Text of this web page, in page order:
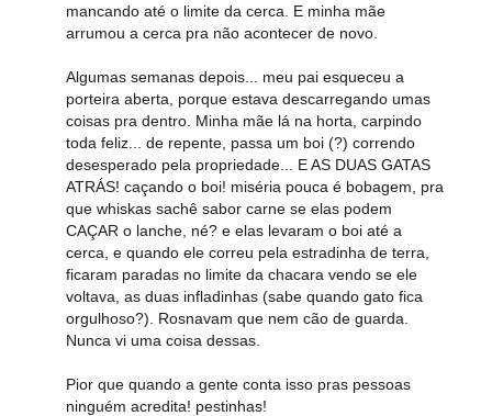
mancando até o limite da cerca. E minha mãe
arrumou a cerca pra não acontecer de novo.
Algumas semanas depois... meu pai esqueceu a
porteira aberta, porque estava descarregando umas
coisas pra dentro. Minha mãe lá na horta, carpindo
toda feliz... de repente, passa um boi (?) correndo
desesperado pela propriedade... E AS DUAS GATAS
ATRÁS! caçando o boi! miséria pouca é bobagem, pra
que whiskas sachê sabor carne se elas podem
CAÇAR o lanche, né? e elas levaram o boi até a
cerca, e quando ele correu pela estradinha de terra,
ficaram paradas no limite da chacara vendo se ele
voltava, as duas infladinhas (sabe quando gato fica
orgulhoso?). Rosnavam que nem cão de guarda.
Nunca vi uma coisa dessas.
Pior que quando a gente conta isso pras pessoas
ninguém acredita! pestinhas!